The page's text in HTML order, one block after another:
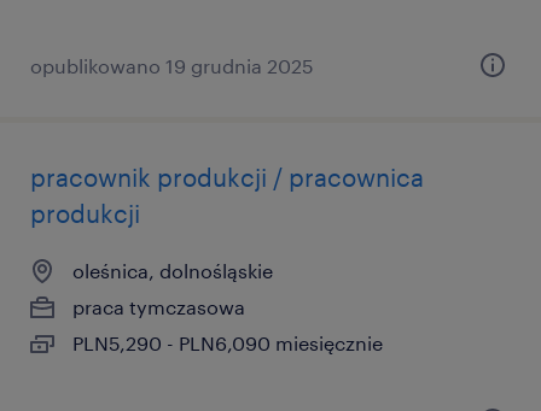
opublikowano 19 grudnia 2025
pracownik produkcji / pracownica
produkcji
oleśnica, dolnośląskie
praca tymczasowa
PLN5,290 - PLN6,090 miesięcznie